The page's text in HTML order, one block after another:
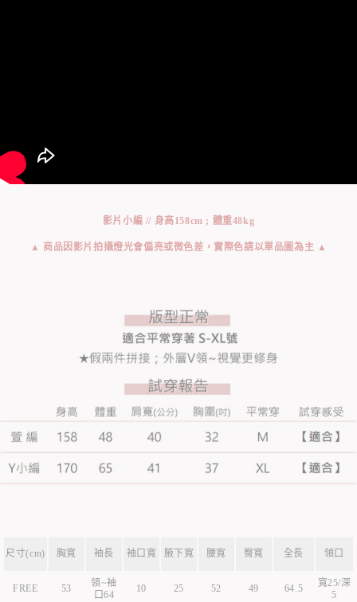
影片小編 // 身高158cm ; 體重48kg
▲ 商品因影片拍攝燈光會偏亮或微色差，實際色請以單品圖為主 ▲
尺寸(cm) 胸寬 袖長 袖口寬 腋下寬 腰寬 臀寬 全長 領口
FREE 53
領~袖
口64
10 25 52 49 64.5
寬25/深
5